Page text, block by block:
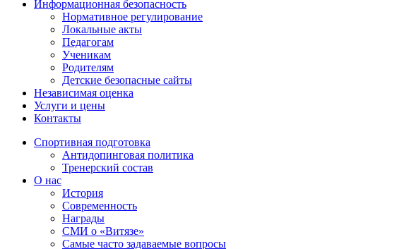
Информационная безопасность
Нормативное регулирование
Локальные акты
Педагогам
Ученикам
Родителям
Детские безопасные сайты
Независимая оценка
Услуги и цены
Контакты
Спортивная подготовка
Антидопинговая политика
Тренерский состав
О нас
История
Современность
Награды
СМИ о «Витязе»
Самые часто задаваемые вопросы